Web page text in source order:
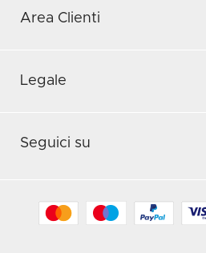
Area Clienti
Legale
Seguici su